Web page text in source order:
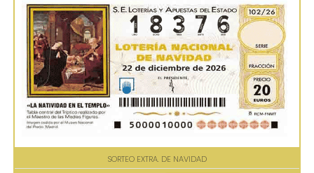
SORTEO EXTRA. DE NAVIDAD